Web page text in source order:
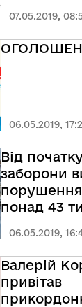
07.05.2019,
заходи
06.05.2019,
06.05.2019,
Від
заборони
порушення
понад 43
Валерій
привітав